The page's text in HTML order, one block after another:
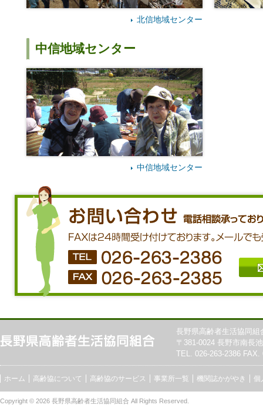
北信地域センター
中信地域センター
中信地域センター
長野県高齢者生活協同組
〒381-0024 長野市南長
TEL. 026-263-2386 FAX.
ホーム 高齢協について 高齢協のサービス 事業所一覧 機関誌かがやき 個
Copyright © 2026 長野県高齢者生活協同組合 All Rights Reserved.